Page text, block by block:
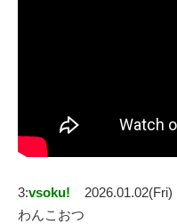
3:vsoku!
2026.01.02(Fri)
わんこおつ